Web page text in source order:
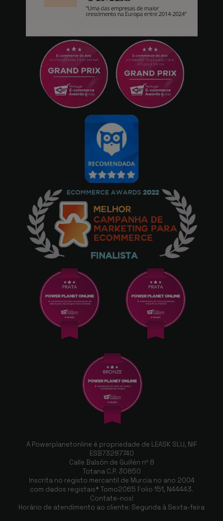
A Powerplanetonline é propriedade de LEASK SLU, NIF
ESB73287740
Calle Balsón de Guillén nº 8
Totana C.P. 30850
Inscrita no registo mercantil de Murcia no ano 2004
com dados registais* Tomo2065 Folio 151, N44443.
Contate-nos!
Horário de atendimento ao cliente: Segunda à Sexta-feira